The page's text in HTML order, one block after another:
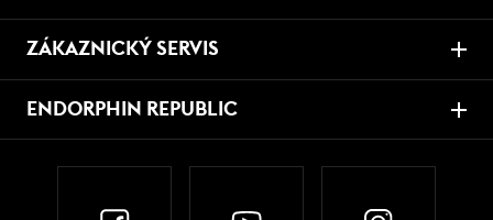
ZÁKAZNICKÝ SERVIS
ENDORPHIN REPUBLIC